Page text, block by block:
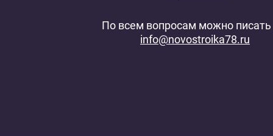
По всем вопросам можно писать
info@novostroika78.ru